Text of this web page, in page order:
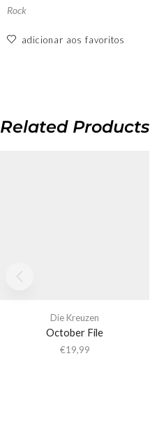
Rock
adicionar aos favoritos
Related Products
Die Kreuzen
October File
€19,99